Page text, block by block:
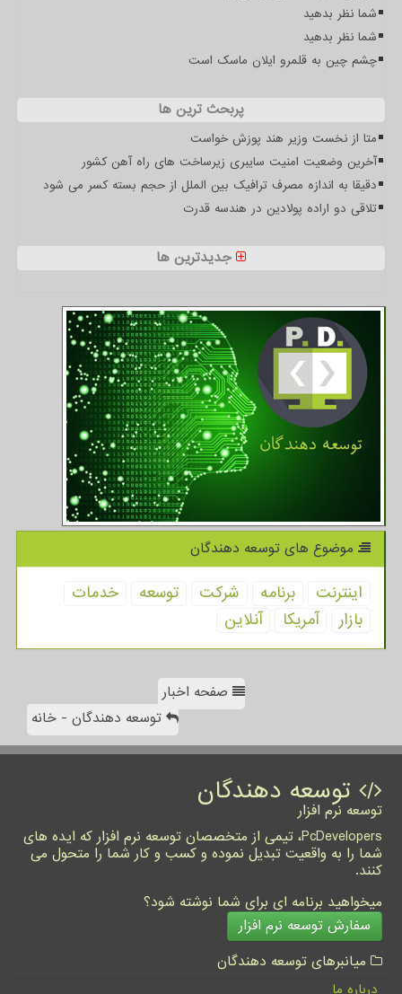
شما نظر بدهید
شما نظر بدهید
چشم چین به قلمرو ایلان ماسک است
پربحث ترین ها
متا از نخست وزیر هند پوزش خواست
آخرین وضعیت امنیت سایبری زیرساخت های راه آهن کشور
دقیقا به اندازه مصرف ترافیک بین الملل از حجم بسته کسر می شود
تلاقی دو اراده پولادین در هندسه قدرت
جدیدترین ها
موضوع های توسعه دهندگان
اینترنت برنامه شركت توسعه
خدمات
بازار
آمریكا آنلاین
صفحه اخبار
توسعه دهندگان - خانه
توسعه دهندگان
توسعه نرم افزار
PcDevelopers، تیمی از متخصصان توسعه نرم افزار که ایده های
شما را به واقعیت تبدیل نموده و کسب و کار شما را متحول می
کنند.
میخواهید برنامه ای برای شما نوشته شود؟
سفارش توسعه نرم افزار
میانبرهای توسعه دهندگان
درباره ما